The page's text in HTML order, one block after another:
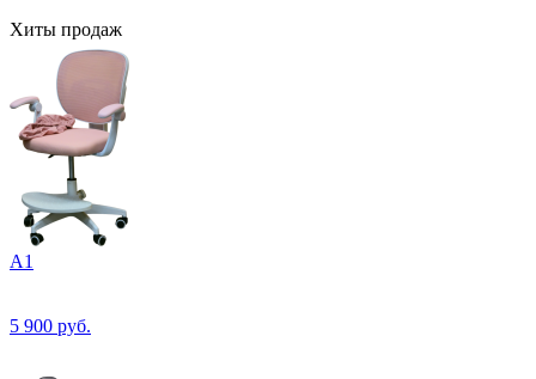
Хиты продаж
А1
5 900 руб.